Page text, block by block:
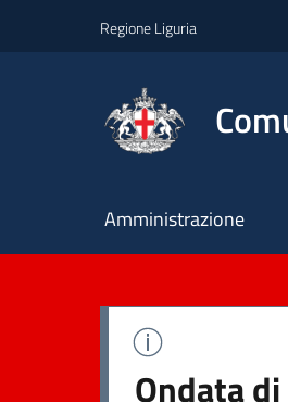
Regione Liguria
Principale
Amministrazione
Ondata